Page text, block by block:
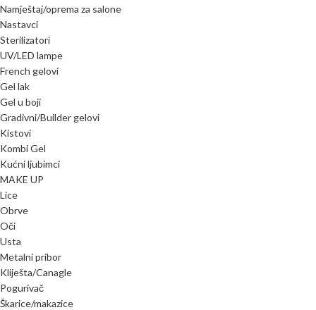
Namještaj/oprema za salone
Nastavci
Sterilizatori
UV/LED lampe
French gelovi
Gel lak
Gel u boji
Gradivni/Builder gelovi
Kistovi
Kombi Gel
Kućni ljubimci
MAKE UP
Lice
Obrve
Oči
Usta
Metalni pribor
Kliješta/Canagle
Pogurivač
Škarice/makazice